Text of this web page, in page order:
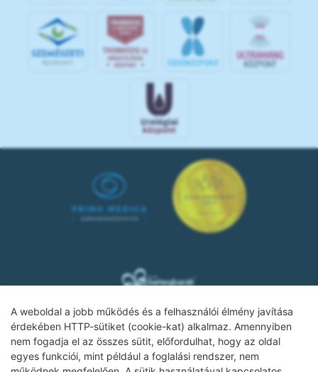
A weboldal a jobb működés és a felhasználói élmény javítása
érdekében HTTP-sütiket (cookie-kat) alkalmaz. Amennyiben
nem fogadja el az összes sütit, előfordulhat, hogy az oldal
egyes funkciói, mint például a foglalási rendszer, nem
Adatkezelési tájékoztató